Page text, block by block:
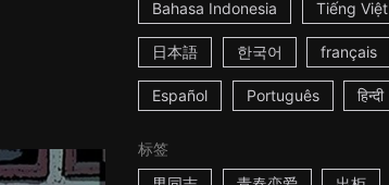
Bahasa Indonesia Tiếng Việt
日本語 한국어 français
Español Português हिन्दी
标签